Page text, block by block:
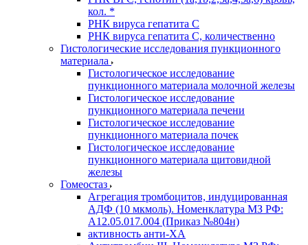
кол. *
РНК вируса гепатита C
РНК вируса гепатита C, количественно
Гистологические исследования пункционного
материала
Гистологическое исследование
пункционного материала молочной железы
Гистологическое исследование
пункционного материала печени
Гистологическое исследование
пункционного материала почек
Гистологическое исследование
пункционного материала щитовидной
железы
Гомеостаз
Агрегация тромбоцитов, индуцированная
АДФ (10 мкмоль). Номенклатура МЗ РФ:
A12.05.017.004 (Приказ №804н)
активность анти-ХА